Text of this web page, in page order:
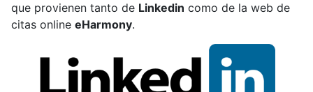
que provienen tanto de Linkedin como de la web de
citas online eHarmony.